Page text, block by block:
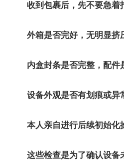
收到包裹后，先不要急着
外箱是否完好，无明显挤
内盒封条是否完整，配件
设备外观是否有划痕或异
本人亲自进行后续初始化
这些检查是为了确认设备